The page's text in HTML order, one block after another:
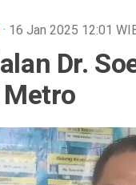
· 16 Jan 2025 12:01
Dr.